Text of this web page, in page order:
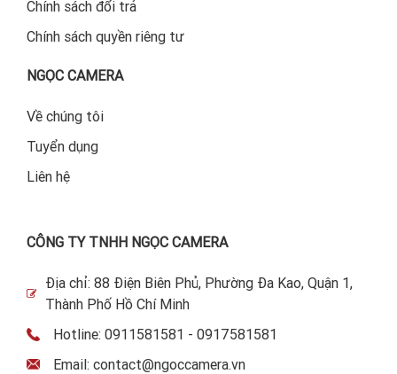
Chính sách đổi trả
Chính sách quyền riêng tư
NGỌC CAMERA
Về chúng tôi
Tuyển dụng
Liên hệ
CÔNG TY TNHH NGỌC CAMERA
Địa chỉ: 88 Điện Biên Phủ, Phường Đa Kao, Quận 1,
Thành Phố Hồ Chí Minh
Hotline: 0911581581 - 0917581581
Email: contact@ngoccamera.vn